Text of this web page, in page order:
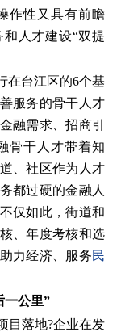
作性又具有前瞻
人才建设“双提
在台江区的6个基
服务的骨干人才
融需求、招商引
骨干人才带着知
、社区作为人才
都过硬的金融人
仅如此，街道和
、年度考核和选
力经济、服务民
一公里”
目落地?企业在发